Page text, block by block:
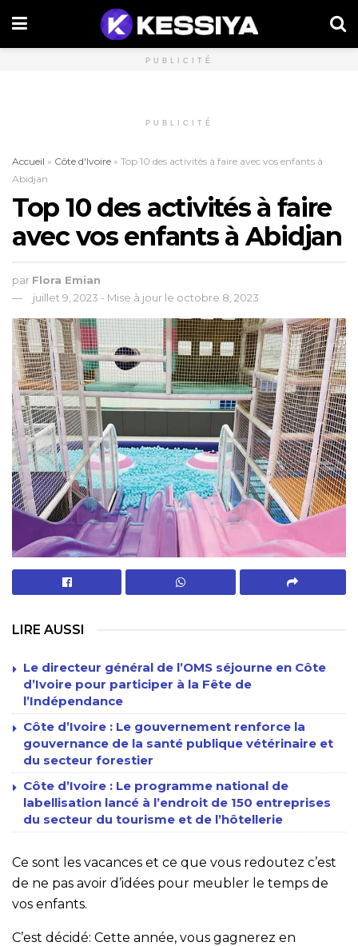
PUBLICITÉ
PUBLICITÉ
Accueil » Côte d'Ivoire » Top 10 des activités à faire avec vos enfants à
Abidjan
Top 10 des activités à faire
avec vos enfants à Abidjan
par Flora Emian
juillet 9, 2023 - Mise à jour le octobre 8, 2023
LIRE AUSSI
Le directeur général de l’OMS séjourne en Côte
d’Ivoire pour participer à la Fête de
l’Indépendance
Côte d’Ivoire : Le gouvernement renforce la
gouvernance de la santé publique vétérinaire et
du secteur forestier
Côte d’Ivoire : Le programme national de
labellisation lancé à l’endroit de 150 entreprises
du secteur du tourisme et de l’hôtellerie
Ce sont les vacances et ce que vous redoutez c’est
de ne pas avoir d’idées pour meubler le temps de
vos enfants.
C’est décidé: Cette année, vous gagnerez en